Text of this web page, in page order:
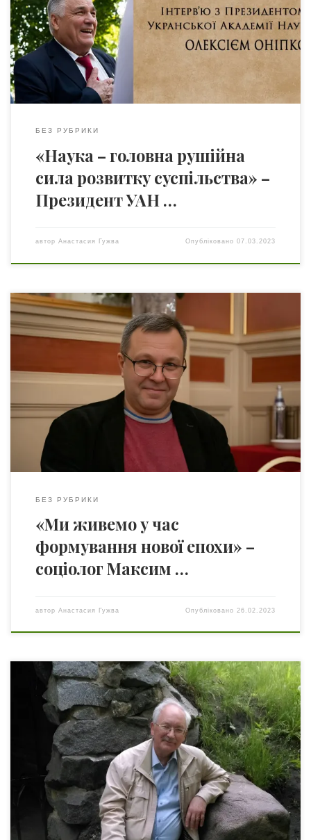
«Українська академія наук» (УАН), яку заснував,
об’єднавши навколо себе вчених із різних галузей науки.
В інтерв’ю «Граніту науки» Олексій Федорович розповів
про нові розробки науковців, а також про майбутні
плани.. […]
БЕЗ РУБРИКИ
«Наука – головна рушійна
сила розвитку суспільства» –
Президент УАН …
автор Анастасия Гужва Опубліковано07.03.2023
Представляємо до вашої уваги інтерв’ю із науковцем
Максимом Анатолійовичем Лепським. Він відповів на
наші питання про соціальні процеси, які зараз
відбуваються у світі; пояснив, чому сьогодення має
значення епохи; а також розповів про те, чим сьогодні
займаються українські соціологи.Дану саттю можна
прочитати російськоюМаксим Лепський – доктор
філософських наук, професор кафедри соціології […]
БЕЗ РУБРИКИ
«Ми живемо у час
формування нової епохи» –
соціолог Максим …
автор Анастасия Гужва Опубліковано 26.02.2023
Українське географічне товариство (УГТ) цього року
відзначає 150 років! Ця всеукраїнська наукова
громадська організація веде відлік своєї історії від 13
лютого 1873 року, коли у Києві, у колишній Російській
імперії, з ініціативи світочів української культури, освіти,
науки, громадських діячів, було утворено Південно-
Західний відділ Руського географічного Товариства. У
зв’язку із цим […]